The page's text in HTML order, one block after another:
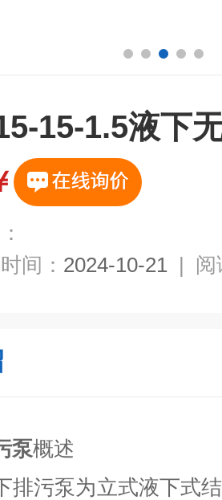
15-1.5液下
间： 2024-10-21 | 阅
泵概述
污泵为立式液下式结